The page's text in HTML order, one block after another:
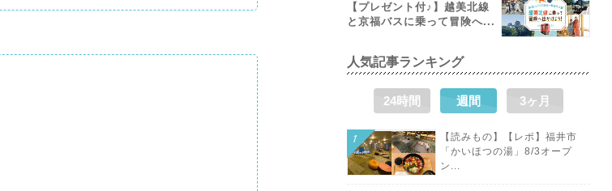
【プレゼント付♪】越美北線
と京福バスに乗って冒険へ...
人気記事ランキング
24時間 週間 3ヶ月
【読みもの】【レポ】福井市
「かいほつの湯」8/3オープ
ン...